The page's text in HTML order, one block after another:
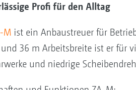
Profi für den Alltag
M ist ein Anbaustreuer für
36 m Arbeitsbreite ist er für
und niedrige